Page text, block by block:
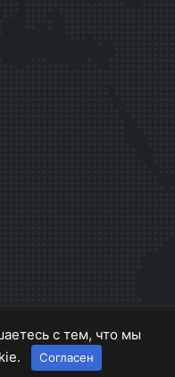
с тем, что мы
Согласен